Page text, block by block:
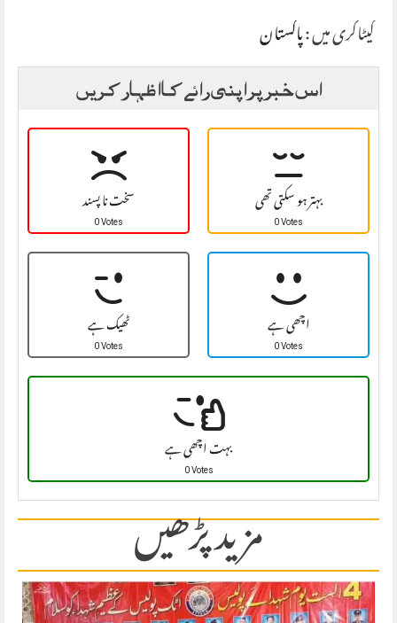
کیٹاگری میں :پاکستان
اس خبر پر اپنی رائے کا اظہار کریں
سخت نا پسند
0 Votes بہتر ہو سکتی تھی
0 Votes
ٹھیک ہے
0 Votes اچھی ہے
0 Votes
بہت اچھی ہے
0 Votes
مزید پڑھیں